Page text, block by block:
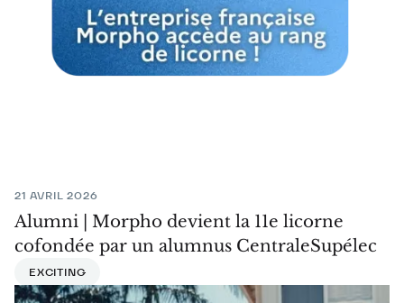
21 AVRIL 2026
Alumni | Morpho devient la 11e licorne
cofondée par un alumnus CentraleSupélec
EXCITING